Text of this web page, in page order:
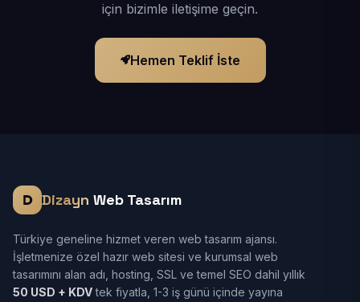
için bizimle iletişime geçin.
Hemen Teklif İste
Dizayn Web Tasarım
Türkiye geneline hizmet veren web tasarım ajansı.
İşletmenize özel hazır web sitesi ve kurumsal web
tasarımını alan adı, hosting, SSL ve temel SEO dahil yıllık
50 USD + KDVtek fiyatla, 1-3 iş günü içinde yayına